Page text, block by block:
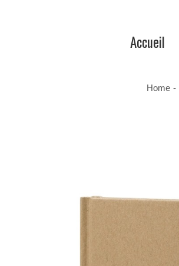
Accueil
Home -